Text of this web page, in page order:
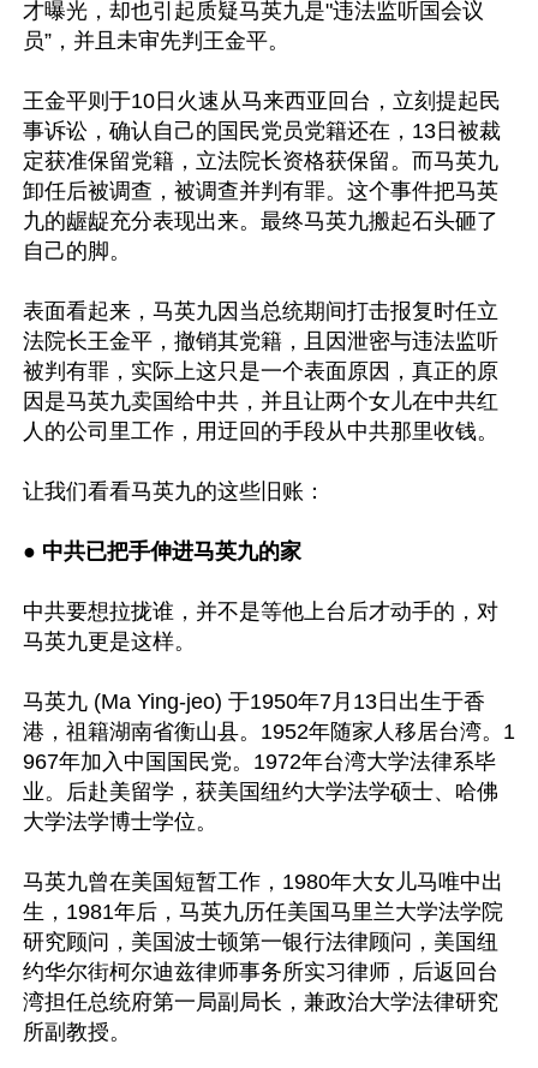
才曝光，却也引起质疑马英九是"违法监听国会议
员”，并且未审先判王金平。
王金平则于10日火速从马来西亚回台，立刻提起民
事诉讼，确认自己的国民党员党籍还在，13日被裁
定获准保留党籍，立法院长资格获保留。而马英九
卸任后被调查，被调查并判有罪。这个事件把马英
九的龌龊充分表现出来。最终马英九搬起石头砸了
自己的脚。
表面看起来，马英九因当总统期间打击报复时任立
法院长王金平，撤销其党籍，且因泄密与违法监听
被判有罪，实际上这只是一个表面原因，真正的原
因是马英九卖国给中共，并且让两个女儿在中共红
人的公司里工作，用迂回的手段从中共那里收钱。
让我们看看马英九的这些旧账：
● 中共已把手伸进马英九的家
中共要想拉拢谁，并不是等他上台后才动手的，对
马英九更是这样。
马英九 (Ma Ying-jeo) 于1950年7月13日出生于香
港，祖籍湖南省衡山县。1952年随家人移居台湾。1
967年加入中国国民党。1972年台湾大学法律系毕
业。后赴美留学，获美国纽约大学法学硕士、哈佛
大学法学博士学位。
马英九曾在美国短暂工作，1980年大女儿马唯中出
生，1981年后，马英九历任美国马里兰大学法学院
研究顾问，美国波士顿第一银行法律顾问，美国纽
约华尔街柯尔迪兹律师事务所实习律师，后返回台
湾担任总统府第一局副局长，兼政治大学法律研究
所副教授。